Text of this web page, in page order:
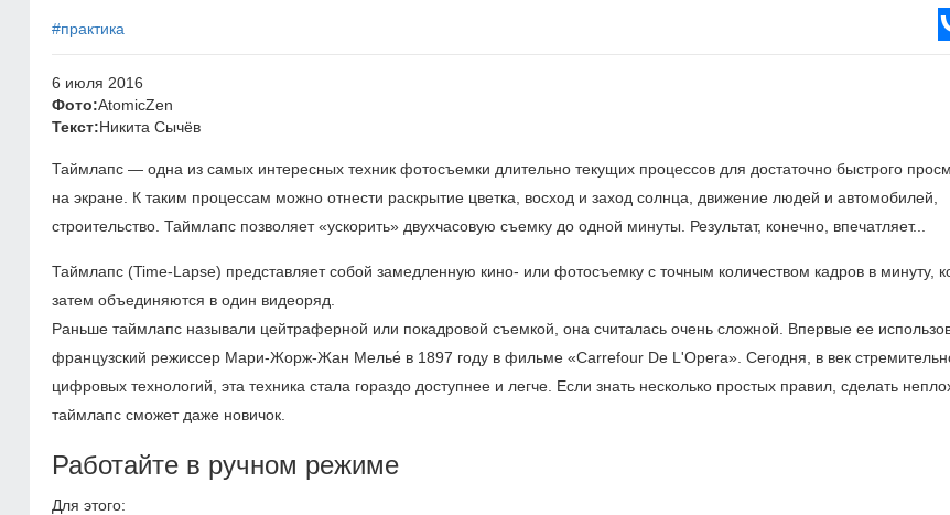
#практика
6 июля 2016
Фото:AtomicZen
Текст:Никита Сычёв
Таймлапс — одна из самых интересных техник фотосъемки длительно текущих процессов для достаточно быстрого
на экране. К таким процессам можно отнести раскрытие цветка, восход и заход солнца, движение людей и автомобилей,
строительство. Таймлапс позволяет «ускорить» двухчасовую съемку до одной минуты. Результат, конечно, впечатляет...
Таймлапс (Time-Lapse) представляет собой замедленную кино- или фотосъемку с точным количеством кадров в минуту,
затем объединяются в один видеоряд.
Раньше таймлапс называли цейтраферной или покадровой съемкой, она считалась очень сложной. Впервые ее
французский режиссер Мари-Жорж-Жан Мелье́ в 1897 году в фильме «Carrefour De L'Opera». Сегодня, в век
цифровых технологий, эта техника стала гораздо доступнее и легче. Если знать несколько простых правил, сделать
таймлапс сможет даже новичок.
Работайте в ручном режиме
Для этого: